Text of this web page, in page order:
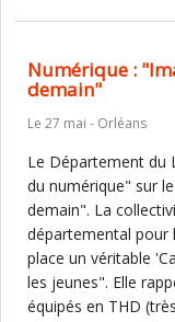
Numérique :
demain"
Le 27 mai - Orléans
Le Département du
du numérique" sur
demain". La
départemental pour
place un véritable
les jeunes". Elle
équipés en THD